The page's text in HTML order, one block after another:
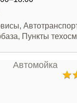
Пункты